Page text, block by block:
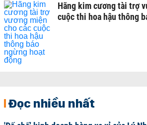
Hãng kim cương tài trợ
cuộc thi hoa hậu thông
Đọc nhiều nhất